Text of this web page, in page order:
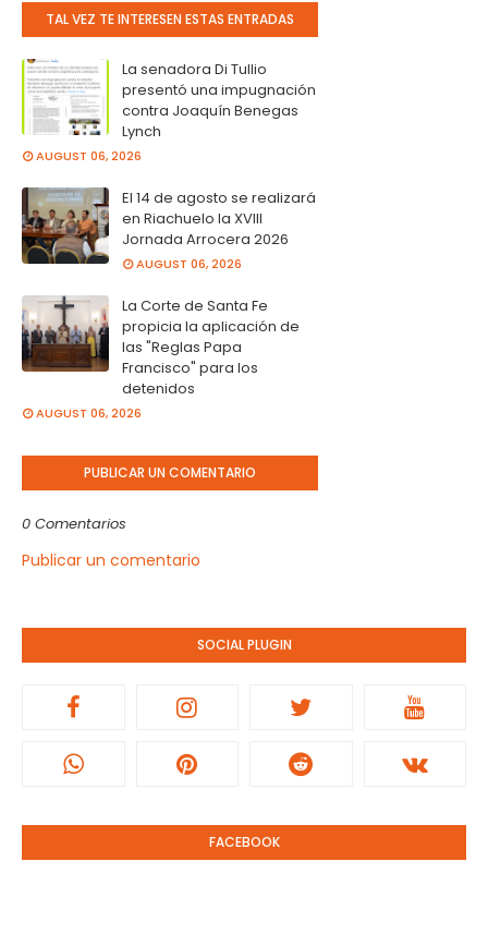
TAL VEZ TE INTERESEN ESTAS ENTRADAS
La senadora Di Tullio
presentó una impugnación
contra Joaquín Benegas
Lynch
AUGUST 06, 2026
El 14 de agosto se realizará
en Riachuelo la XVIII
Jornada Arrocera 2026
AUGUST 06, 2026
La Corte de Santa Fe
propicia la aplicación de
las "Reglas Papa
Francisco" para los
detenidos
AUGUST 06, 2026
PUBLICAR UN COMENTARIO
0 Comentarios
Publicar un comentario
SOCIAL PLUGIN
FACEBOOK